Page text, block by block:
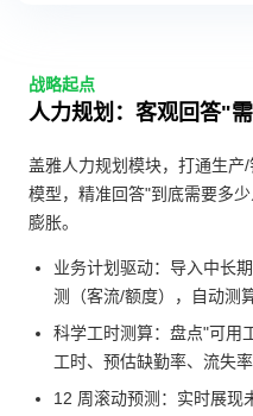
战略起点
人力规划：客观回答"
盖雅人力规划模块，打通生产
模型，精准回答"到底需要多
膨胀。
业务计划驱动：导入中长
测（客流/额度），自动测
科学工时测算：盘点"可用
工时、预估缺勤率、流失率
12 周滚动预测：实时展现